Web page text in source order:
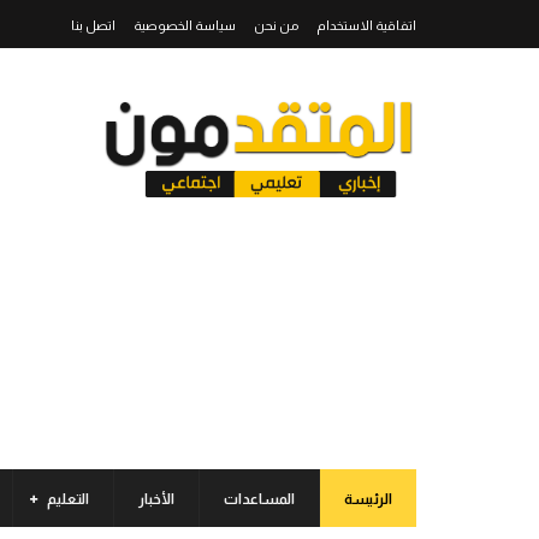
اتفاقية الاستخدام من نحن سياسة الخصوصية اتصل بنا
الرئيسة المساعدات الأخبار التعليم